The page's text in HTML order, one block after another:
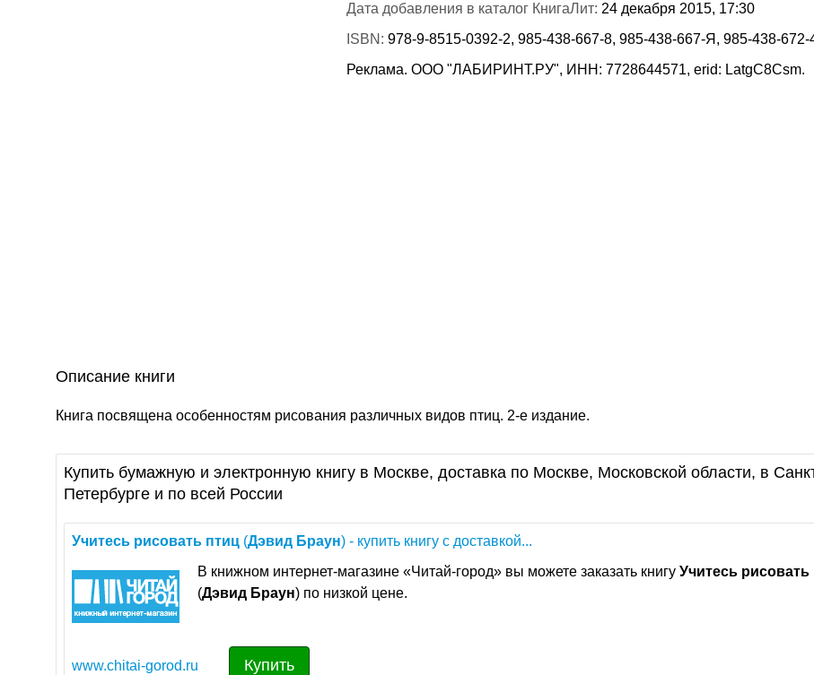
Дата добавления в каталог КнигаЛит: 24 декабря 2015, 17:30
ISBN: 978-9-8515-0392-2, 985-438-667-8, 985-438-667-Я, 985-438-672-
Реклама. ООО "ЛАБИРИНТ.РУ", ИНН: 7728644571, erid: LatgC8Csm.
Описание книги
Книга посвящена особенностям рисования различных видов птиц. 2-е издание.
Купить бумажную и электронную книгу в Москве, доставка по Москве, Московской области, в
Петербурге и по всей России
Учитесь рисовать птиц (Дэвид Браун) - купить книгу с доставкой...
В книжном интернет-магазине «Читай-город» вы можете заказать книгу Учитесь рисовать
(Дэвид Браун) по низкой цене.
www.chitai-gorod.ru Купить